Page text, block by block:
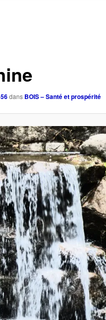
dans BOIS – Santé et prospérité